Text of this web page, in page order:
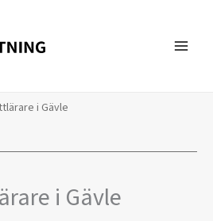
i Gävle
i Gävle